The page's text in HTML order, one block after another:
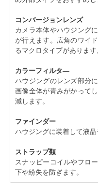
コンバージョンレンズ
カメラ本体やハウジング
が行えます。広角のワイ
るマクロタイプがあります
カラーフィルタ―
ハウジングのレンズ部分
画像全体が青みがかって
減します。
ファインダー
ハウジングに装着して液晶
ストラップ類
スナッピーコイルやフロ
下や紛失を防ぎます。